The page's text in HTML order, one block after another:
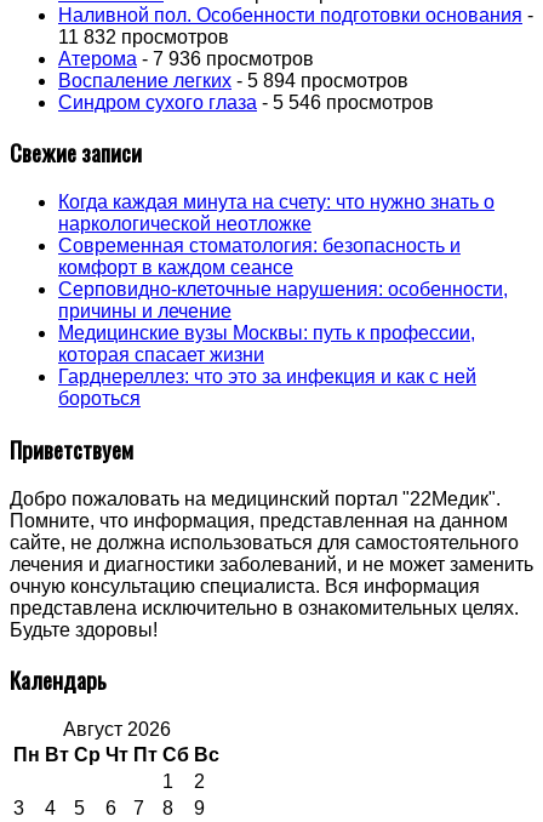
Наливной пол. Особенности подготовки основания -
11 832 просмотров
Атерома - 7 936 просмотров
Воспаление легких - 5 894 просмотров
Синдром сухого глаза - 5 546 просмотров
Свежие записи
Когда каждая минута на счету: что нужно знать о
наркологической неотложке
Современная стоматология: безопасность и
комфорт в каждом сеансе
Серповидно-клеточные нарушения: особенности,
причины и лечение
Медицинские вузы Москвы: путь к профессии,
которая спасает жизни
Гарднереллез: что это за инфекция и как с ней
бороться
Приветствуем
Добро пожаловать на медицинский портал "22Медик".
Помните, что информация, представленная на данном
сайте, не должна использоваться для самостоятельного
лечения и диагностики заболеваний, и не может заменить
очную консультацию специалиста. Вся информация
представлена исключительно в ознакомительных целях.
Будьте здоровы!
Календарь
Август 2026
Пн Вт Ср Чт Пт Сб Вс
1
2
3
4 5 6 7 8
9